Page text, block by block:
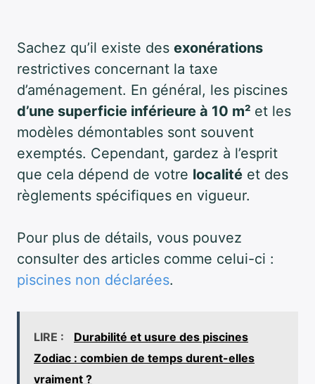
Sachez qu’il existe des exonérations
restrictives concernant la taxe
d’aménagement. En général, les piscines
d’une superficie inférieure à 10 m² et les
modèles démontables sont souvent
exemptés. Cependant, gardez à l’esprit
que cela dépend de votre localité et des
règlements spécifiques en vigueur.
Pour plus de détails, vous pouvez
consulter des articles comme celui-ci :
piscines non déclarées.
LIRE :
Durabilité et usure des piscines
Zodiac : combien de temps durent-elles
vraiment ?